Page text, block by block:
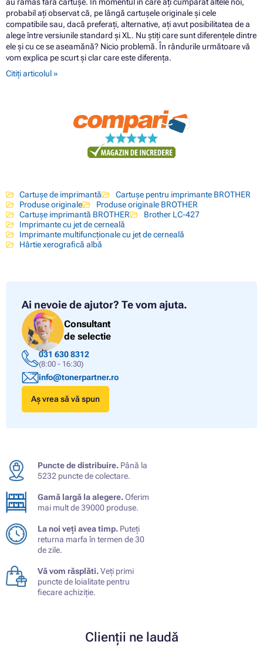
au rămas fără cartușe. În momentul în care ați cumpărat altele noi,
probabil ați observat că, pe lângă cartușele originale și cele
compatibile sau, dacă preferați, alternative, ați avut posibilitatea de a
alege între versiunile standard și XL. Nu știți care sunt diferențele dintre
ele și cu ce se aseamănă? Nicio problemă. În rândurile următoare vă
vom explica pe scurt și clar care este diferența.
Citiți articolul »
Cartușe de imprimantă
Cartușe pentru imprimante BROTHER
Produse originale
Produse originale BROTHER
Cartușe imprimantă BROTHER
Brother LC-427
Imprimante cu jet de cerneală
Imprimante multifuncționale cu jet de cerneală
Hârtie xerografică albă
Ai nevoie de ajutor? Te vom ajuta.
Consultant
de selectie
031 630 8312
(8:00 - 16:30)
info@tonerpartner.ro
Aș vrea să vă spun
Puncte de distribuire. Până la
5232 puncte de colectare.
Gamă largă la alegere.Oferim
mai mult de 39000 produse.
La noi veți avea timp. Puteți
returna marfa în termen de 30
de zile.
Vă vom răsplăti.Veți primi
puncte de loialitate pentru
fiecare achiziție.
Clienții ne laudă